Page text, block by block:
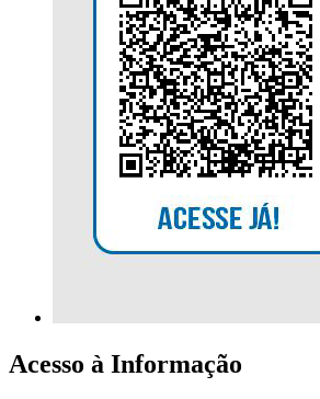
Acesso à Informação